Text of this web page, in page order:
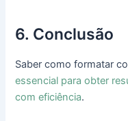
6. Conclusão
Saber como formatar
essencial para obter
com eficiência.